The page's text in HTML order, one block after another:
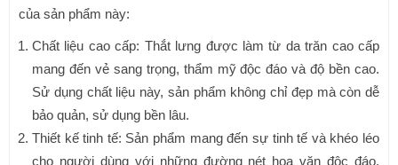
của sản phẩm này:
Chất liệu cao cấp: Thắt lưng được làm từ da trăn cao cấp
mang đến vẻ sang trọng, thẩm mỹ độc đáo và độ bền cao.
Sử dụng chất liệu này, sản phẩm không chỉ đẹp mà còn dễ
bảo quản, sử dụng bền lâu.
Thiết kế tinh tế: Sản phẩm mang đến sự tinh tế và khéo léo
cho người dùng với những đường nét hoa văn độc đáo.